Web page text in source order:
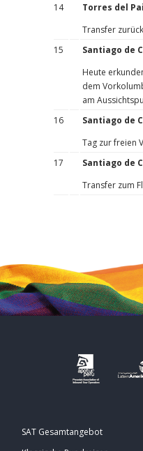
14
Torres del
Transfer
15
Santiago de
Heute
dem
am
16
Santiago de
Tag zur freien
17
Santiago de
Transfer zum
SAT Gesamtangebot